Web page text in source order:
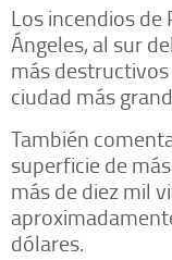
Los incendios de
Ángeles, al sur
más
ciudad más
También
superficie de
más de diez mil
dólares.